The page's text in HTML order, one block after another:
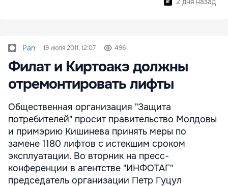
Pan 19 июля 2011, 12:07 496
Филат и Киртоакэ должны
отремонтировать лифты
Общественная организация "Защита
потребителей" просит правительство Молдовы
и примэрию Кишинева принять меры по
замене 1180 лифтов с истекшим сроком
эксплуатации. Во вторник на пресс-
конференции в агентстве "ИНФОТАГ"
председатель организации Петр Гуцул